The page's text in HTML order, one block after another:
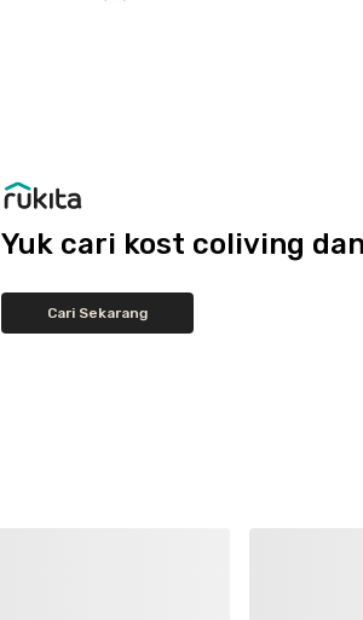
Yuk cari kost coliving
Cari Sekarang